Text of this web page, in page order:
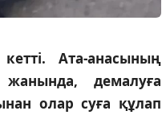
Ата-анасының
демалуға
олар суға құлап